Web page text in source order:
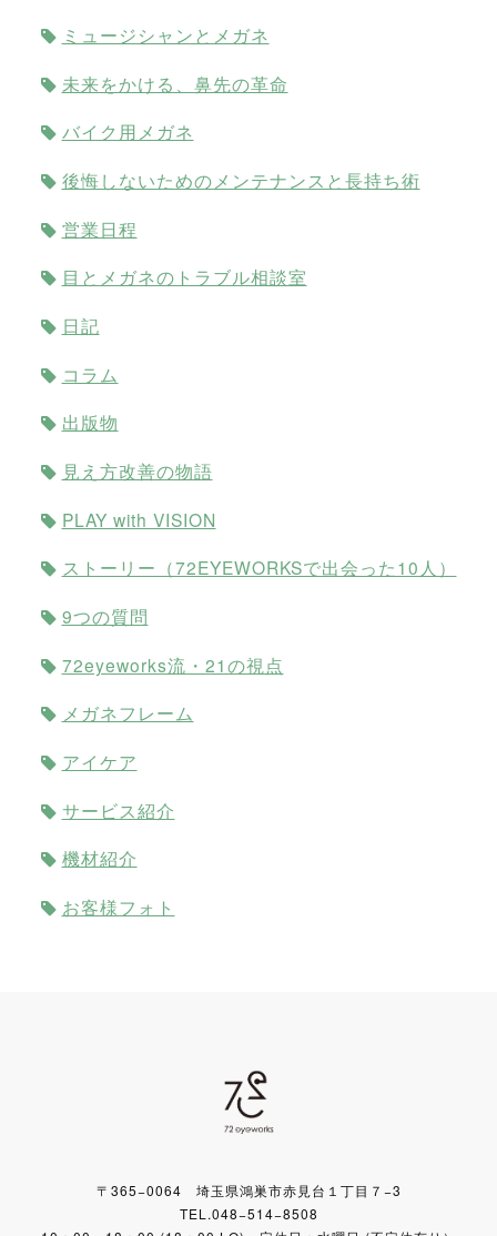
ミュージシャンとメガネ
未来をかける、鼻先の革命
バイク用メガネ
後悔しないためのメンテナンスと長持ち術
営業日程
目とメガネのトラブル相談室
日記
コラム
出版物
見え方改善の物語
PLAY with VISION
ストーリー（72EYEWORKSで出会った10人）
9つの質問
72eyeworks流・21の視点
メガネフレーム
アイケア
サービス紹介
機材紹介
お客様フォト
〒365−0064 埼玉県鴻巣市赤見台１丁目７−3
TEL.048−514−8508